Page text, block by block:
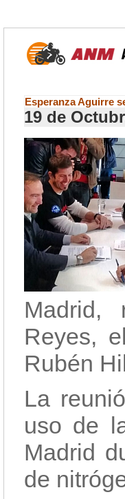
Esperanza Aguirre
19 de
Madrid,
Reyes,
Rubén
La
uso de
Madrid
de